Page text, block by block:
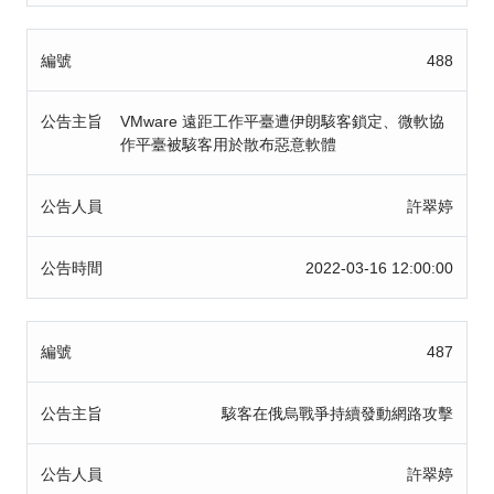
編號 488
公告主旨
VMware 遠距工作平臺遭伊朗駭客鎖定、微軟協
作平臺被駭客用於散布惡意軟體
公告人員 許翠婷
公告時間 2022-03-16 12:00:00
編號 487
公告主旨 駭客在俄烏戰爭持續發動網路攻擊
公告人員 許翠婷